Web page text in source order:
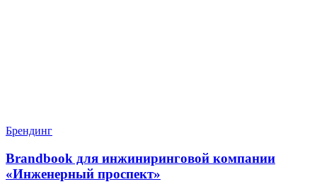
Брендинг
Brandbook для инжиниринговой компании
«Инженерный проспект»